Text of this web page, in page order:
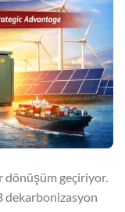
dönüşüm geçiriyor.
dekarbonizasyon